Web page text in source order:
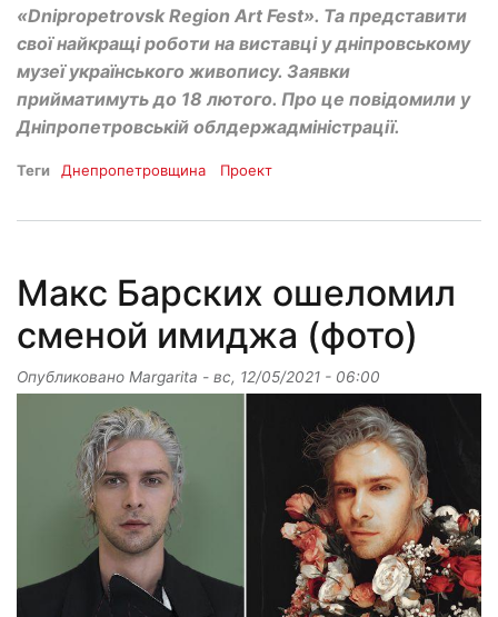
«Dnipropetrovsk Region Art Fest». Та представити
свої найкращі роботи на виставці у дніпровському
музеї українського живопису. Заявки
прийматимуть до 18 лютого. Про це повідомили у
Дніпропетровській облдержадміністрації.
Теги Днепропетровщина Проект
Макс Барских ошеломил
сменой имиджа (фото)
Опубликовано Margarita - вс, 12/05/2021 - 06:00